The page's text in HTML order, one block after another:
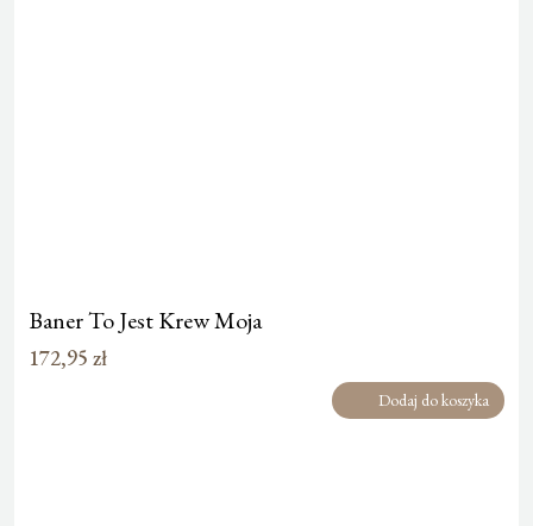
Baner To Jest Krew Moja
172,95 zł
Dodaj do koszyka